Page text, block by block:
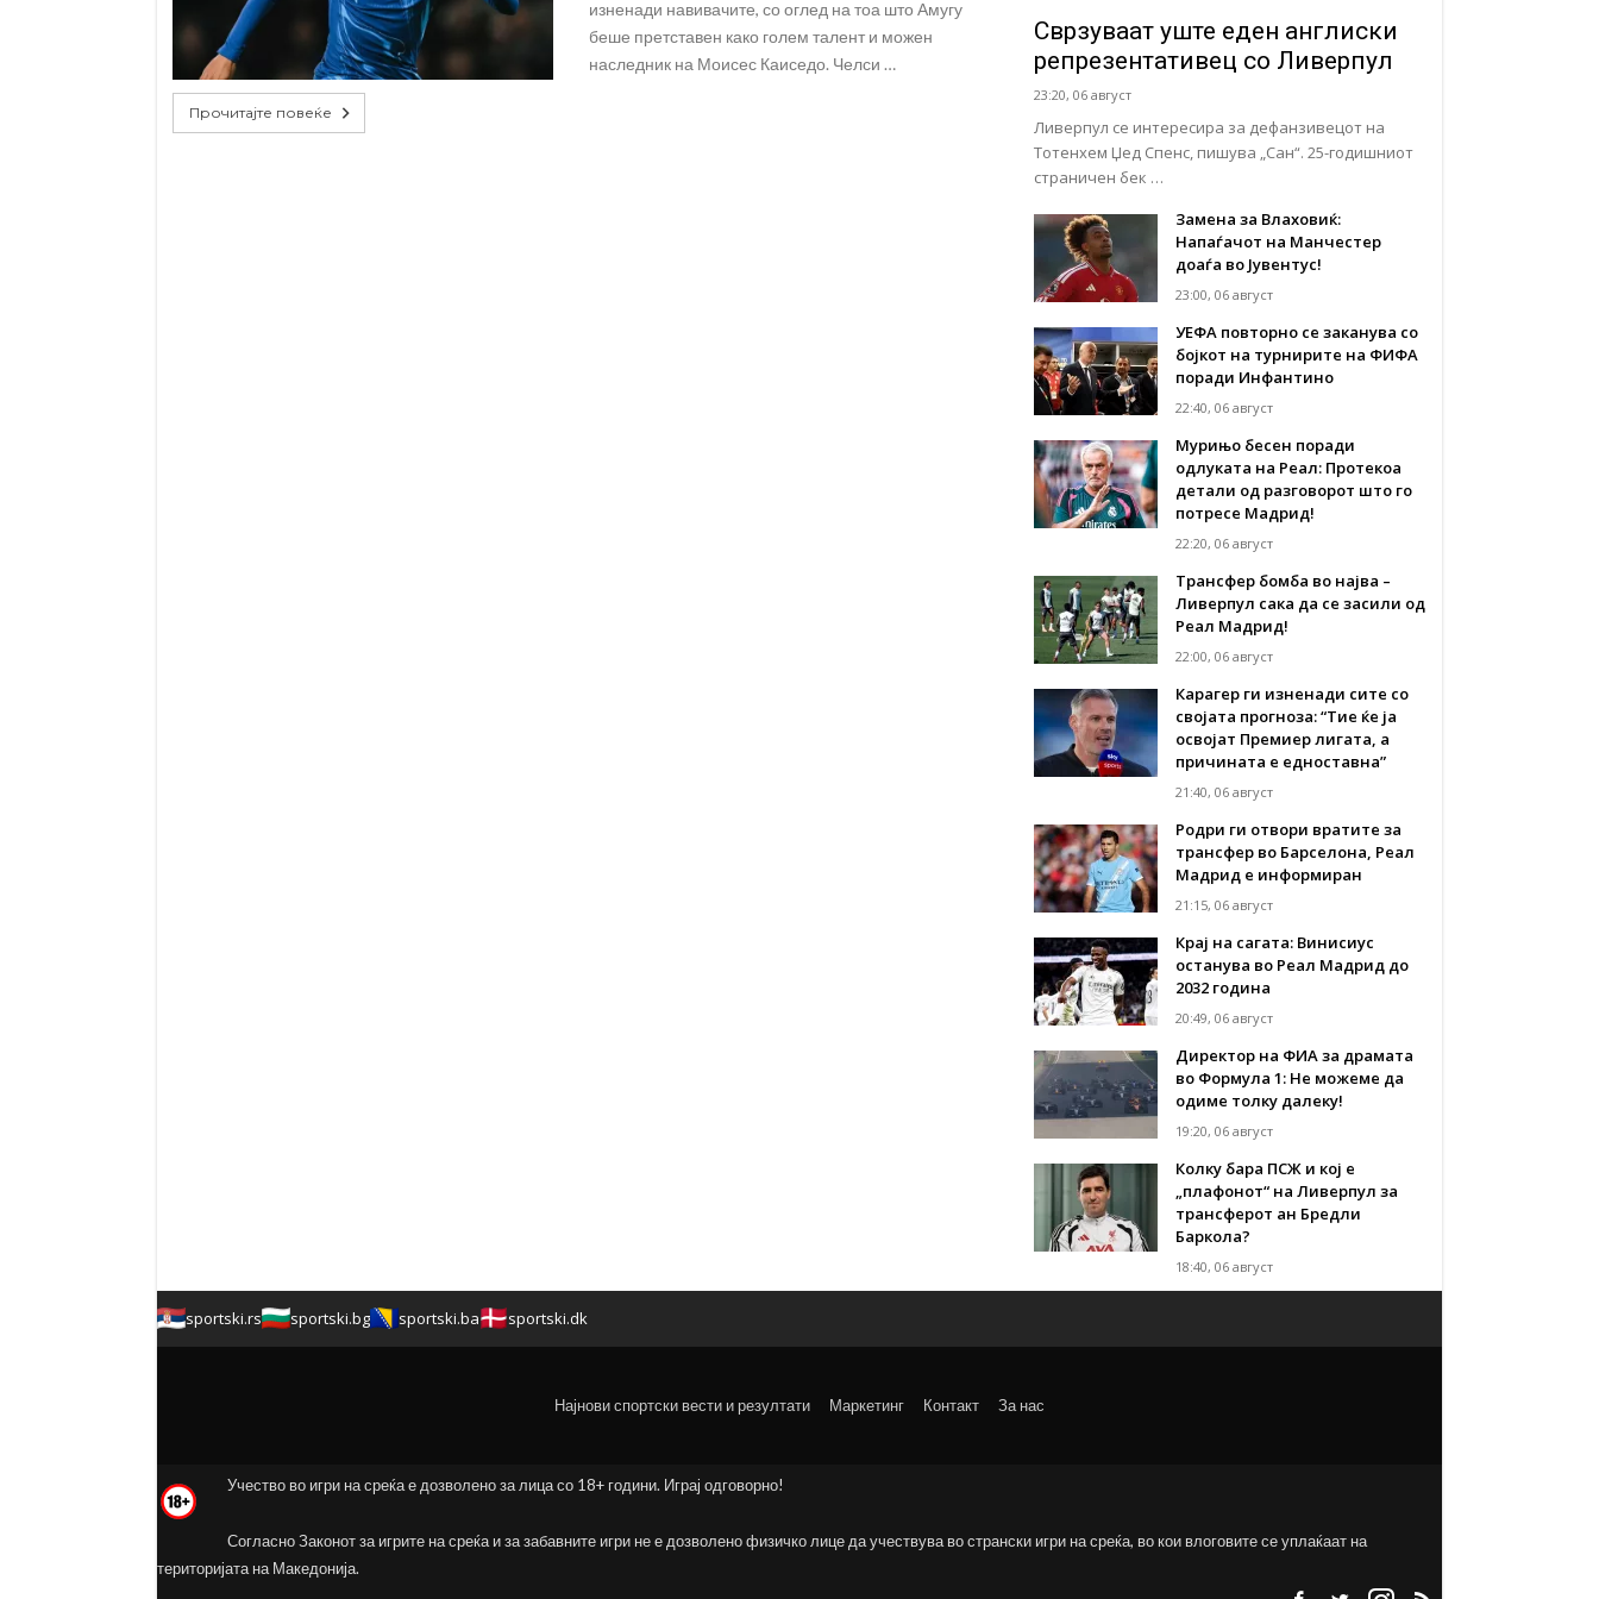
изненади навивачите, со оглед на тоа што Амугу
беше претставен како голем талент и можен
наследник на Моисес Каиседо. Челси …
Прочитајте повеќе
Сврзуваат уште еден англиски
репрезентативец со Ливерпул
23:20, 06 август
Ливерпул се интересира за дефанзивецот на
Тотенхем Џед Спенс, пишува „Сан“. 25-годишниот
страничен бек …
Замена за Влаховиќ:
Напаѓачот на Манчестер
доаѓа во Јувентус!
23:00, 06 август
УЕФА повторно се заканува со
бојкот на турнирите на ФИФА
поради Инфантино
22:40, 06 август
Мурињо бесен поради
одлуката на Реал: Протекоа
детали од разговорот што го
потресе Мадрид!
22:20, 06 август
Трансфер бомба во најва –
Ливерпул сака да се засили од
Реал Мадрид!
22:00, 06 август
Карагер ги изненади сите со
својата прогноза: “Тие ќе ја
освојат Премиер лигата, а
причината е едноставна”
21:40, 06 август
Родри ги отвори вратите за
трансфер во Барселона, Реал
Мадрид е информиран
21:15, 06 август
Крај на сагата: Винисиус
останува во Реал Мадрид до
2032 година
20:49, 06 август
Директор на ФИА за драмата
во Формула 1: Не можеме да
одиме толку далеку!
19:20, 06 август
Колку бара ПСЖ и кој е
„плафонот“ на Ливерпул за
трансферот ан Бредли
Баркола?
18:40, 06 август
sportski.rs sportski.bg sportski.ba sportski.dk
Најнови спортски вести и резултати Маркетинг Контакт За нас
Учество во игри на среќа е дозволено за лица со 18+ години. Играј одговорно!
Согласно Законот за игрите на среќа и за забавните игри не е дозволено физичко лице да учествува во странски игри на среќа, во кои влоговите се уплаќаат на
територијата на Македонија.